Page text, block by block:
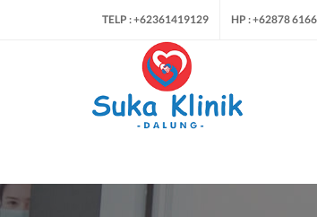
TELP : +62361419129 HP : +62878